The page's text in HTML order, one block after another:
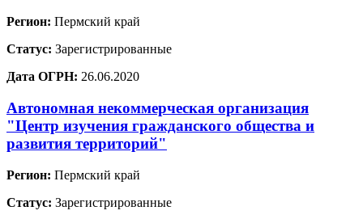
Регион: Пермский край
Статус: Зарегистрированные
Дата ОГРН: 26.06.2020
Автономная некоммерческая организация
"Центр изучения гражданского общества и
развития территорий"
Регион: Пермский край
Статус: Зарегистрированные